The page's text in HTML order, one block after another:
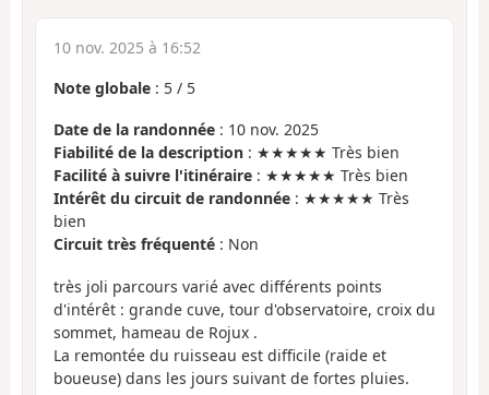
10 nov. 2025 à 16:52
Note globale : 5 / 5
Date de la randonnée : 10 nov. 2025
Fiabilité de la description : ★★★★★ Très bien
Facilité à suivre l'itinéraire : ★★★★★ Très bien
Intérêt du circuit de randonnée : ★★★★★ Très
bien
Circuit très fréquenté : Non
très joli parcours varié avec différents points
d'intérêt : grande cuve, tour d'observatoire, croix du
sommet, hameau de Rojux .
La remontée du ruisseau est difficile (raide et
boueuse) dans les jours suivant de fortes pluies.